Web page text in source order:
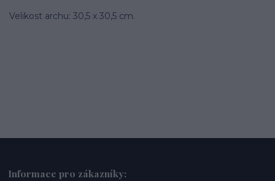
Velikost archu: 30,5 x 30,5 cm.
Informace pro zákazníky: